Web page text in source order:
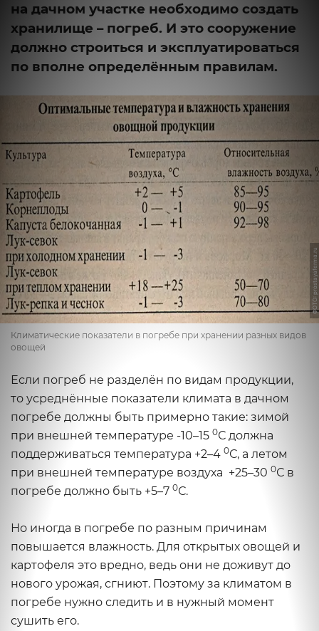
на дачном участке необходимо создать
хранилище – погреб. И это сооружение
должно строиться и эксплуатироваться
по вполне определённым правилам.
ФОТО: prostayaferma.ru
Климатические показатели в погребе при хранении разных видов
овощей
Если погреб не разделён по видам продукции,
то усреднённые показатели климата в дачном
погребе должны быть примерно такие: зимой
при внешней температуре -10–15 0С должна
поддерживаться температура +2–4 0С, а летом
при внешней температуре воздуха +25–30 0С в
погребе должно быть +5–7 0С.
Но иногда в погребе по разным причинам
повышается влажность. Для открытых овощей и
картофеля это вредно, ведь они не доживут до
нового урожая, сгниют. Поэтому за климатом в
погребе нужно следить и в нужный момент
сушить его.